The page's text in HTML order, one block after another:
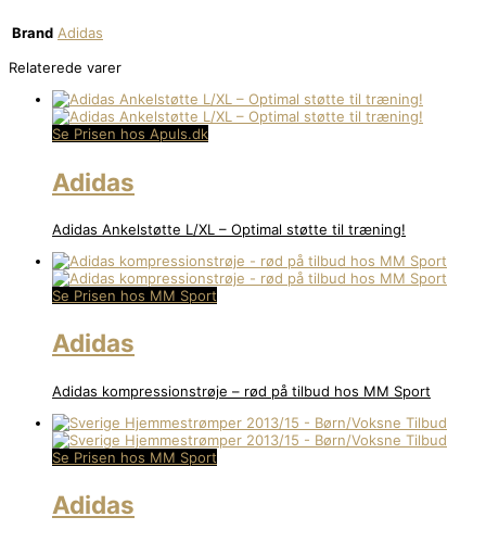
Brand Adidas
Relaterede varer
Se Prisen hos Apuls.dk
Adidas
Adidas Ankelstøtte L/XL – Optimal støtte til træning!
Se Prisen hos MM Sport
Adidas
Adidas kompressionstrøje – rød på tilbud hos MM Sport
Se Prisen hos MM Sport
Adidas